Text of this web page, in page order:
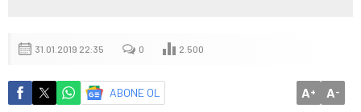
31.01.2019 22:35 0 2.500
ABONE OL A+ A-